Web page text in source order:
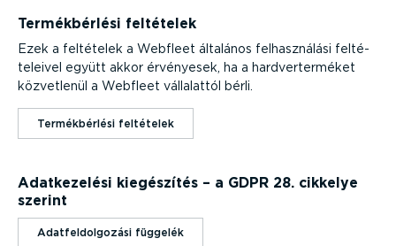
Termék­bérlési feltételek
Ezek a feltételek a Webfleet általános felhasz­nálási felté­
te­leivel együtt akkor érvényesek, ha a hardver­ter­méket
közvetlenül a Webfleet vállalattól bérli.
Termék­bérlési feltételek
Adatke­zelési kiegészítés – a GDPR 28. cikkelye
szerint
Adatfel­dol­gozási függelék